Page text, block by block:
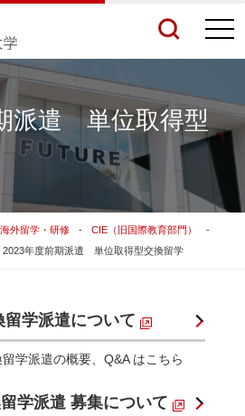
結果をもっと見る
関連サイトすべてを検索する
派遣 単位取得型
海外留学・研修
CIE（旧国際教育部門）
2023年度前期派遣 単位取得型交換留学
学派遣について
学派遣の概要、Q&A はこちら
学派遣 募集について